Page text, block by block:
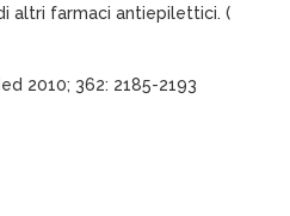
altri farmaci antiepilettici. (
2010; 362: 2185-2193